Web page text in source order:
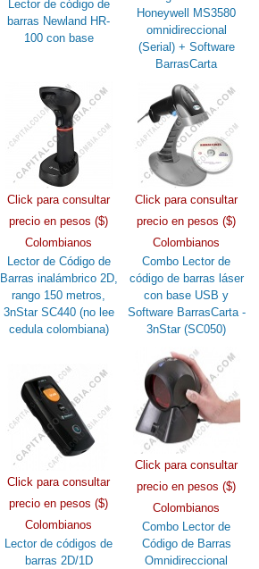
Lector de código de
barras Newland HR-
100 con base
Honeywell MS3580
omnidireccional
(Serial) + Software
BarrasCarta
Click para consultar
precio en pesos ($)
Colombianos
Lector de Código de
Barras inalámbrico 2D,
rango 150 metros,
3nStar SC440 (no lee
cedula colombiana)
Click para consultar
precio en pesos ($)
Colombianos
Combo Lector de
código de barras láser
con base USB y
Software BarrasCarta -
3nStar (SC050)
Click para consultar
precio en pesos ($)
Colombianos
Lector de códigos de
barras 2D/1D
Click para consultar
precio en pesos ($)
Colombianos
Combo Lector de
Código de Barras
Omnidireccional